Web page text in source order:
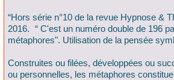
“Hors série n°10 de la revue Hypnose &
2016. “ C'est un numéro double de 196
métaphores". Utilisation de la pensée
Construites ou filées, développées ou
ou personnelles, les métaphores